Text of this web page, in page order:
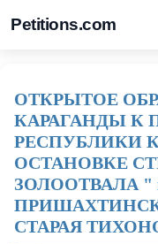
Petitions.com
ОТКРЫТОЕ
КАРАГАНДЫ К
РЕСПУБЛИКИ
ОСТАНОВКЕ
ЗОЛООТВАЛА "
СТАРАЯ